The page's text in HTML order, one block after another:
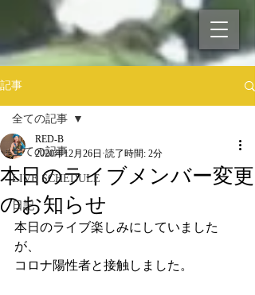
記事
全ての記事
LIVE SCHEDULE
日記
全ての記事
本日のライブメンバー変更
のお知らせ
RED-B
2020年12月26日 読了時間: 2分
本日のライブ楽しみにしていました
が、
コロナ陽性者と接触しました。